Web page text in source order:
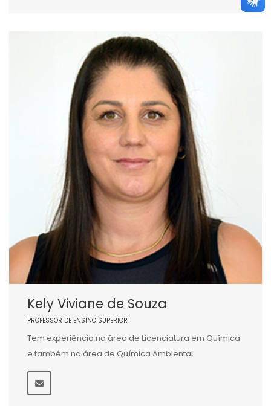
Kely Viviane de Souza
PROFESSOR DE ENSINO SUPERIOR
Tem experiência na área de Licenciatura em Química
e também na área de Química Ambiental